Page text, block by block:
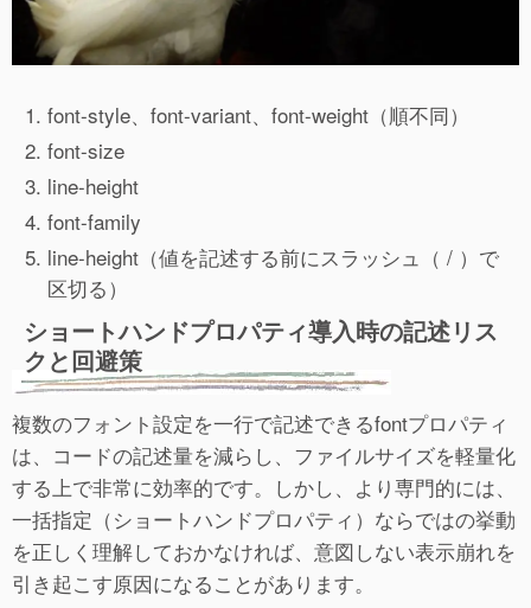
font-style、font-variant、font-weight（順不同）
font-size
line-height
font-family
line-height（値を記述する前にスラッシュ（ / ）で
区切る）
ショートハンドプロパティ導入時の記述リス
クと回避策
複数のフォント設定を一行で記述できるfontプロパティ
は、コードの記述量を減らし、ファイルサイズを軽量化
する上で非常に効率的です。しかし、より専門的には、
一括指定（ショートハンドプロパティ）ならではの挙動
を正しく理解しておかなければ、意図しない表示崩れを
引き起こす原因になることがあります。